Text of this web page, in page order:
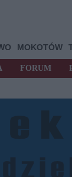
MOKOTÓW
FORUM